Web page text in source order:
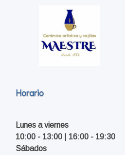
Horario
Lunes a viernes
10:00 - 13:00 | 16:00 - 19:30
Sábados